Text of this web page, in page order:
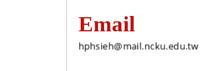
Email